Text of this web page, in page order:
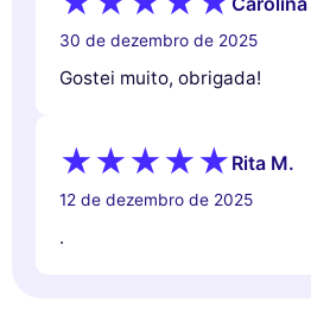
30 de dezembro de 2025
Gostei muito, obrigada!
Rita M.
12 de dezembro de 2025
.